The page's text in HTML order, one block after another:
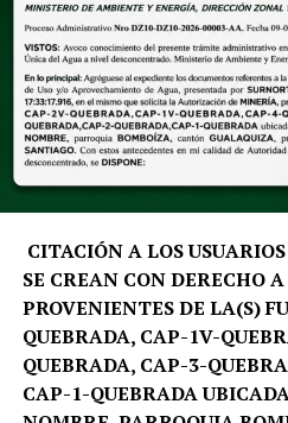
Por su parte, Silvia Sarango,
que el programa representa
para que los niños aprendan
vacaciones, razón por la que
segundo año consecutivo. De
Sánchez agradeció por
manifestó: «Mi hija está súper
igualmente; están
van a conocer muchos
conocido», expresó.
CITACIÓN A LOS
SE CREAN CON DERECHO
PROVENIENTES DE LA(S)
QUEBRADA, CAP-1V-
QUEBRADA, CAP-3-
CAP-1-QUEBRADA